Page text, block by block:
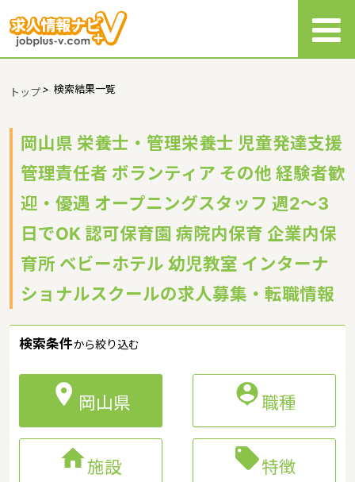
トップ> 検索結果一覧
岡山県 栄養士・管理栄養士 児童発達支援
管理責任者 ボランティア その他 経験者歓
迎・優遇 オープニングスタッフ 週2～3
日でOK 認可保育園 病院内保育 企業内保
育所 ベビーホテル 幼児教室 インターナ
ショナルスクールの求人募集・転職情報
検索条件から絞り込む
 岡山県 職種
施設 特徴